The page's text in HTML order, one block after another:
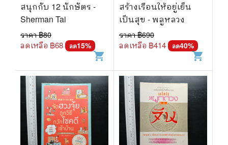
สนุกกับ 12 นักษัตร -
Sherman Tai
ราคา ฿80
ลดเหลือ ฿68 ลด15%
shopping_cart
สร้างเรือนให้อยู่เย็น
เป็นสุข - พลูหลวง
ราคา ฿690
ลดเหลือ ฿414 ลด40%
shopping_cart
🐲 หนังสือเด็ก
📕 นิตยสาร
🌎 International Books
🎲 Board Game
📅 สินค้าอื่นๆ